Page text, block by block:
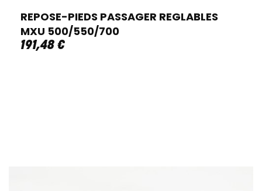
REPOSE-PIEDS PASSAGER REGLABLES
MXU 500/550/700
191,48 €